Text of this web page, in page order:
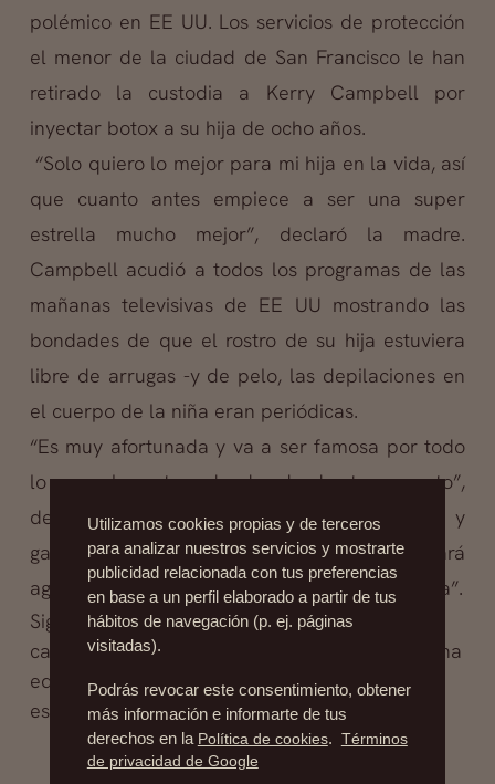
polémico en EE UU. Los servicios de protección
el menor de la ciudad de San Francisco le han
retirado la custodia a Kerry Campbell por
inyectar botox a su hija de ocho años.
“Solo quiero lo mejor para mi hija en la vida, así
que cuanto antes empiece a ser una super
estrella mucho mejor”, declaró la madre.
Campbell acudió a todos los programas de las
mañanas televisivas de EE UU mostrando las
bondades de que el rostro de su hija estuviera
libre de arrugas -y de pelo, las depilaciones en
el cuerpo de la niña eran periódicas.
“Es muy afortunada y va a ser famosa por todo
lo que le estoy dando desde tan pronto”,
declaró la madre. “Cuando sea una estrella y
gane muchos millones siempre estará
agradecida a su madre por lo que hizo por ella”.
Siguen las discusiones en torno a este y oros
casos, y cada vez son más jóvenes y a temprana
edad, las niñas que quieren y piden cirugías
estéticas en EE.UU.
Utilizamos cookies propias y de terceros
para analizar nuestros servicios y mostrarte
publicidad relacionada con tus preferencias
en base a un perfil elaborado a partir de tus
hábitos de navegación (p. ej. páginas
visitadas).
Podrás revocar este consentimiento, obtener
más información e informarte de tus
derechos en la Política de cookies. Términos
de privacidad de Google